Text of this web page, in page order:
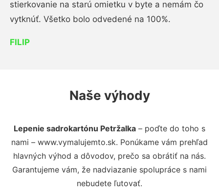
stierkovanie na starú omietku v byte a nemám čo
vytknúť. Všetko bolo odvedené na 100%.
FILIP
Naše výhody
Lepenie sadrokartónu Petržalka – poďte do toho s
nami – www.vymalujemto.sk. Ponúkame vám prehľad
hlavných výhod a dôvodov, prečo sa obrátiť na nás.
Garantujeme vám, že nadviazanie spolupráce s nami
nebudete ľutovať.